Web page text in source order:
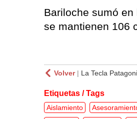
Bariloche sumó
se mantienen 106
Volver| La Tecla
Etiquetas / Tags
Aislamiento